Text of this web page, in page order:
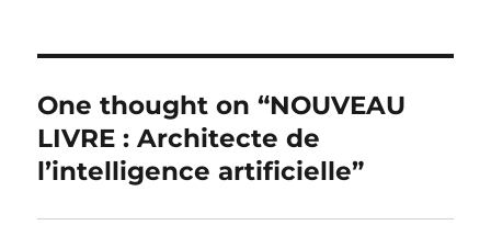
One thought on “NOUVEAU
LIVRE : Architecte de
l’intelligence artificielle”